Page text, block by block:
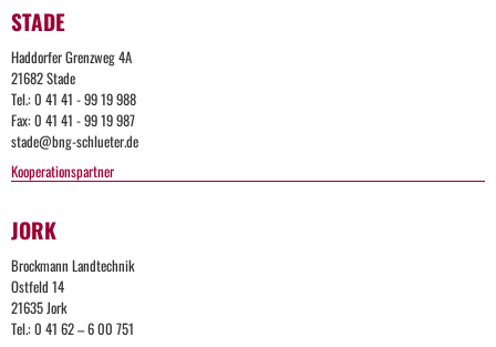
STADE
Haddorfer Grenzweg 4A
21682 Stade
Tel.: 0 41 41 - 99 19 988
Fax: 0 41 41 - 99 19 987
stade@bng-schlueter.de
Kooperationspartner
JORK
Brockmann Landtechnik
Ostfeld 14
21635 Jork
Tel.: 0 41 62 – 6 00 751